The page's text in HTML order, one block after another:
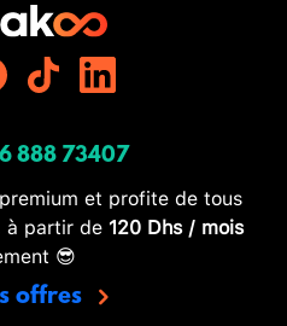
888 73407
et profite de tous
à partir de 120 Dhs / mois
😎
offres